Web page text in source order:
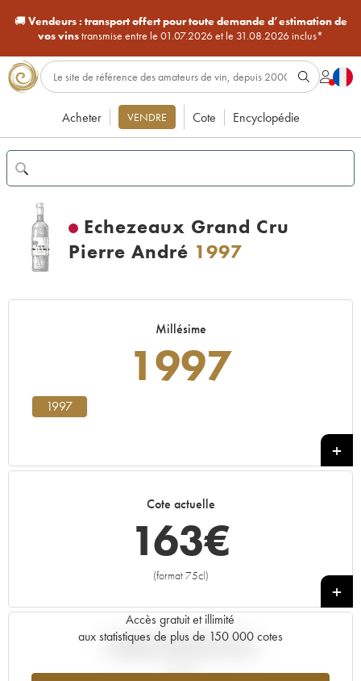
🚚Vendeurs : transport offert pour toute demande d’estimation de
vos vinstransmise entre le 01.07.2026 et le 31.08.2026 inclus*
Acheter VENDRE Cote Encyclopédie
Echezeaux Grand Cru
Pierre André 1997
Millésime
1997
1997
Cote actuelle
163€
(format 75cl)
+
Accès gratuit et illimité
aux statistiques de plus de 150 000 cotes
Tendance actuelle de la cote